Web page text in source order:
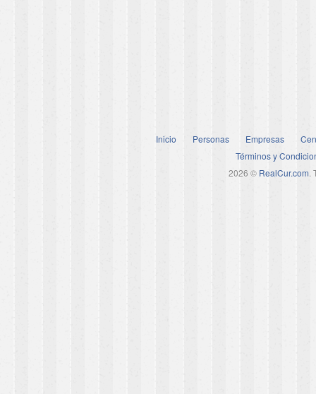
Inicio Personas Empresas
Términos y
2026 © RealCur.com.